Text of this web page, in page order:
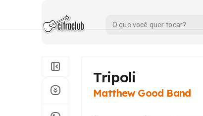
Tripoli
Matthew Good Band